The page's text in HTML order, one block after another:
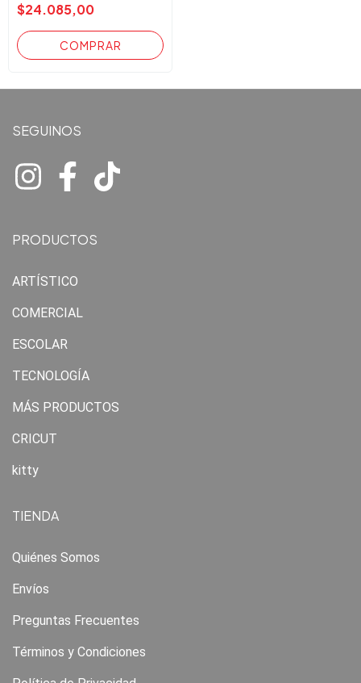
$24.085,00
SEGUINOS
PRODUCTOS
ARTÍSTICO
COMERCIAL
ESCOLAR
TECNOLOGÍA
MÁS PRODUCTOS
CRICUT
kitty
TIENDA
Quiénes Somos
Envíos
Preguntas Frecuentes
Términos y Condiciones